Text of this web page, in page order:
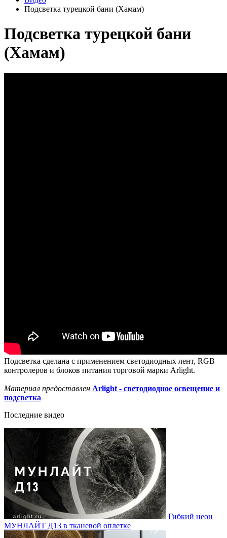
Подсветка турецкой бани (Хамам)
Подсветка турецкой бани
(Хамам)
Подсветка сделана с применением светодиодных лент, RGB
контролеров и блоков питания торговой марки Arlight.
Материал предоставлен Arlight - светодиодное освещение и
подсветка
Последние видео
Гибкий неон
МУНЛАЙТ Д13 в тканевой оплетке